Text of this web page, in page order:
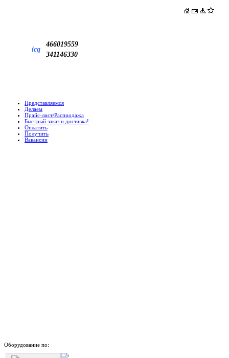
icq
466019559
341146330
Представляемся
Делаем
Прайс-лист/Распродажа
Быстрый заказ и доставка!
Оплатить
Получить
Вакансии
Оборудование по: